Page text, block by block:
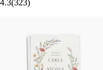
4.3(323)